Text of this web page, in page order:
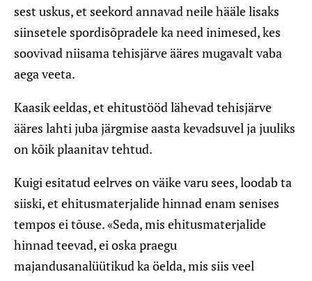
sest uskus, et seekord annavad neile hääle lisaks
siinsetele spordisõpradele ka need inimesed, kes
soovivad niisama tehisjärve ääres mugavalt vaba
aega veeta.
Kaasik eeldas, et ehitustööd lähevad tehisjärve
ääres lahti juba järgmise aasta kevadsuvel ja juuliks
on kõik plaanitav tehtud.
Kuigi esitatud eelrves on väike varu sees, loodab ta
siiski, et ehitusmaterjalide hinnad enam senises
tempos ei tõuse. «Seda, mis ehitusmaterjalide
hinnad teevad, ei oska praegu
majandusanalüütikud ka öelda, mis siis veel